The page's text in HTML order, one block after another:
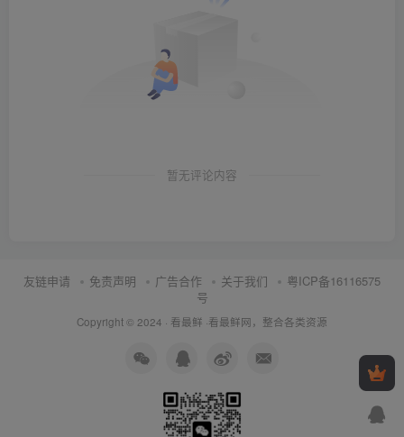
暂无评论内容
友链申请 免责声明 广告合作 关于我们
粤ICP备16116575
号
Copyright © 2024 · 看最鲜 ·看最鲜网，整合各类资源